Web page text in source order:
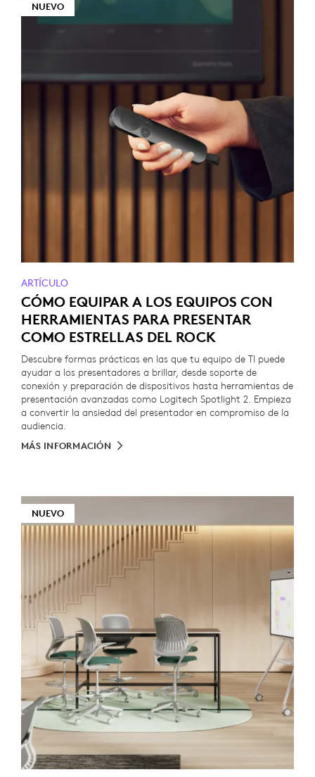
NUEVO
ARTÍCULO
CÓMO EQUIPAR A LOS EQUIPOS CON
HERRAMIENTAS PARA PRESENTAR
COMO ESTRELLAS DEL ROCK
Descubre formas prácticas en las que tu equipo de TI puede
ayudar a los presentadores a brillar, desde soporte de
conexión y preparación de dispositivos hasta herramientas de
presentación avanzadas como Logitech Spotlight 2. Empieza
a convertir la ansiedad del presentador en compromiso de la
audiencia.
MÁS INFORMACIÓN
NUEVO